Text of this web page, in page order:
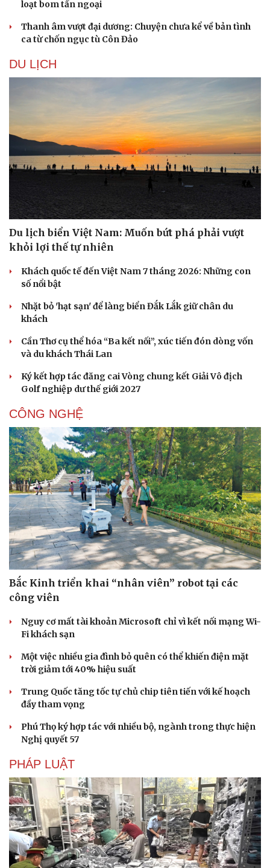
Du lịch
Săn Tour
check-in
Câu chuyện thời sự
Đọc truyện đêm khuya
Cải chính
loạt bom tấn ngoại
Thanh âm vượt đại dương: Chuyện chưa kể về bản tình
ca từ chốn ngục tù Côn Đảo
DU LỊCH
Du lịch biển Việt Nam: Muốn bứt phá phải vượt
khỏi lợi thế tự nhiên
Khách quốc tế đến Việt Nam 7 tháng 2026: Những con
số nổi bật
Nhặt bỏ 'hạt sạn' để làng biển Đắk Lắk giữ chân du
khách
Cần Thơ cụ thể hóa “Ba kết nối”, xúc tiến đón dòng vốn
và du khách Thái Lan
Ký kết hợp tác đăng cai Vòng chung kết Giải Vô địch
Golf nghiệp dư thế giới 2027
CÔNG NGHỆ
Bắc Kinh triển khai “nhân viên” robot tại các
công viên
Nguy cơ mất tài khoản Microsoft chỉ vì kết nối mạng Wi-
Fi khách sạn
Một việc nhiều gia đình bỏ quên có thể khiến điện mặt
trời giảm tới 40% hiệu suất
Trung Quốc tăng tốc tự chủ chip tiên tiến với kế hoạch
đầy tham vọng
Phú Thọ ký hợp tác với nhiều bộ, ngành trong thực hiện
Nghị quyết 57
PHÁP LUẬT